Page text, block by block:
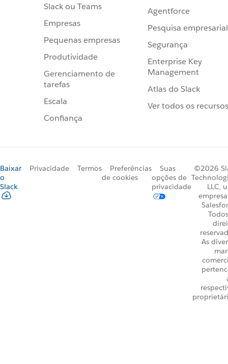
Slack ou Teams
Empresas
Pequenas empresas
Produtividade
Gerenciamento de
tarefas
Escala
Confiança
Agentforce
Pesquisa empresarial
Segurança
Enterprise Key
Management
Atlas do Slack
Ver todos os recursos
Baixar
o
Slack
Privacidade Termos
Preferências
de cookies
Suas
opções de
privacidade
©2026
LLC,
As